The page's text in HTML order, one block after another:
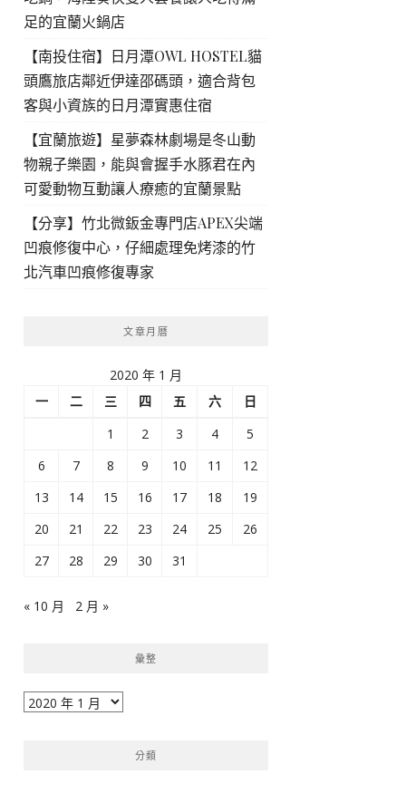
足的宜蘭火鍋店
【南投住宿】日月潭OWL HOSTEL貓
頭鷹旅店鄰近伊達邵碼頭，適合背包
客與小資族的日月潭實惠住宿
【宜蘭旅遊】星夢森林劇場是冬山動
物親子樂園，能與會握手水豚君在內
可愛動物互動讓人療癒的宜蘭景點
【分享】竹北微鈑金專門店APEX尖端
凹痕修復中心，仔細處理免烤漆的竹
北汽車凹痕修復專家
文章月曆
2020 年 1 月
一
二 三 四 五 六
日
1
2 3 4
5
6
7 8 9 10 11
12
13
14 15 16 17 18
19
20
21 22 23 24 25
26
27
28 29 30 31
« 10 月 2 月 »
彙整
彙
分類